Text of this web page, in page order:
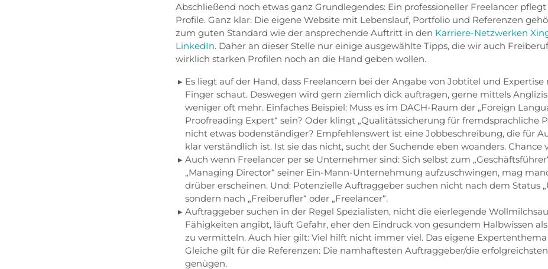
Abschließend noch etwas ganz Grundlegendes: Ein professioneller Freelancer
Profile. Ganz klar: Die eigene Website mit Lebenslauf, Portfolio und Referenzen
zum guten Standard wie der ansprechende Auftritt in den Karriere-Netzwerken
LinkedIn. Daher an dieser Stelle nur einige ausgewählte Tipps, die wir auch
wirklich starken Profilen noch an die Hand geben wollen.
Es liegt auf der Hand, dass Freelancern bei der Angabe von Jobtitel und
Finger schaut. Deswegen wird gern ziemlich dick auftragen, gerne mittels
weniger oft mehr. Einfaches Beispiel: Muss es im DACH-Raum der „Foreign
Proofreading Expert“ sein? Oder klingt „Qualitätssicherung für fremdsprachliche
nicht etwas bodenständiger? Empfehlenswert ist eine Jobbeschreibung, die für
klar verständlich ist. Ist sie das nicht, sucht der Suchende eben woanders. Chance
Auch wenn Freelancer per se Unternehmer sind: Sich selbst zum
„Managing Director“ seiner Ein-Mann-Unternehmung aufzuschwingen, mag
drüber erscheinen. Und: Potenzielle Auftraggeber suchen nicht nach dem Status
sondern nach „Freiberufler“ oder „Freelancer“.
Auftraggeber suchen in der Regel Spezialisten, nicht die eierlegende
Fähigkeiten angibt, läuft Gefahr, eher den Eindruck von gesundem Halbwissen
zu vermitteln. Auch hier gilt: Viel hilft nicht immer viel. Das eigene Expertenthema
Gleiche gilt für die Referenzen: Die namhaftesten Auftraggeber/die
genügen.